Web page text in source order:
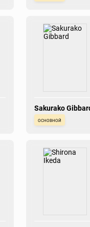
Sakurako
основной